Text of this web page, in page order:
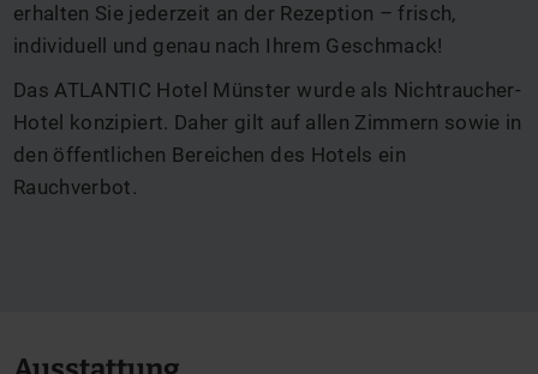
erhalten Sie jederzeit an der Rezeption – frisch,
individuell und genau nach Ihrem Geschmack!
Das ATLANTIC Hotel Münster wurde als Nichtraucher-
Hotel konzipiert. Daher gilt auf allen Zimmern sowie in
den öffentlichen Bereichen des Hotels ein
Rauchverbot.